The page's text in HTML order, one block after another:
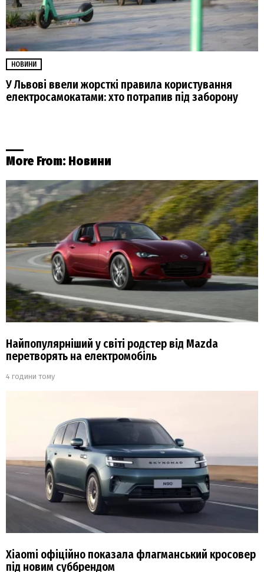
НОВИНИ
У Львові ввели жорсткі правила користування
електросамокатами: хто потрапив під заборону
More From: Новини
Найпопулярніший у світі родстер від Mazda
перетворять на електромобіль
4 години тому
Xiaomi офіційно показала флагманський кросовер
під новим суббрендом